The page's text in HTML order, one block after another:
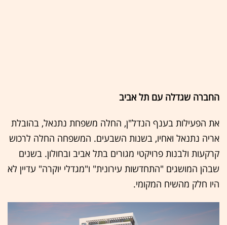
החברה שגדלה עם תל אביב
את הפעילות בענף הנדל"ן, החלה משפחת נתנאל, בהובלת
אריה נתנאל ואחיו, בשנות השבעים. המשפחה החלה לרכוש
קרקעות ולבנות פרויקטי מגורים בתל אביב ובחולון. בשנים
שבהן המושגים "התחדשות עירונית" ו"מגדלי יוקרה" עדיין לא
היו חלק מהשיח המקומי.